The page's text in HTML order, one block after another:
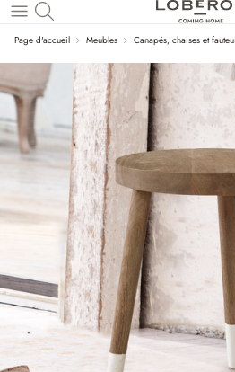
Revenir au contenu principal
Page d'accueil Meubles Canapés, chaises et